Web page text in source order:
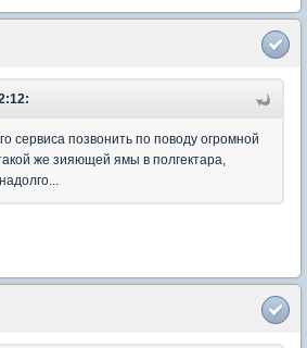
сервиса позвонить по поводу огромной
же зияющей ямы в полгектара,